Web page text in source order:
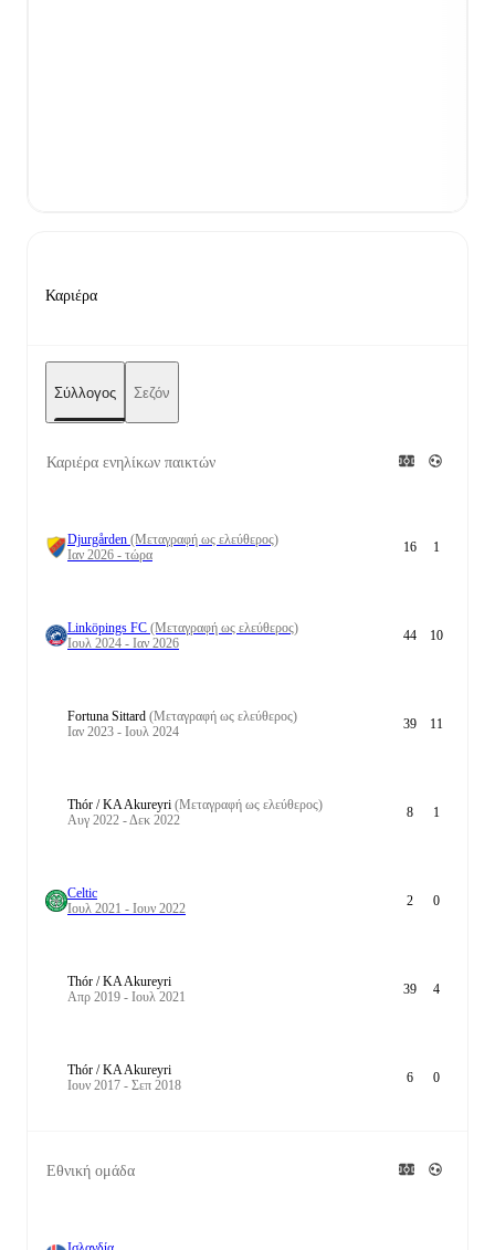
Καριέρα
Σύλλογος Σεζόν
Καριέρα ενηλίκων παικτών
Djurgården (Μεταγραφή ως ελεύθερος)
Ιαν 2026 - τώρα
16 1
Linköpings FC (Μεταγραφή ως ελεύθερος)
Ιουλ 2024 - Ιαν 2026
44 10
Fortuna Sittard (Μεταγραφή ως ελεύθερος)
Ιαν 2023 - Ιουλ 2024
39 11
Thór / KA Akureyri (Μεταγραφή ως ελεύθερος)
Αυγ 2022 - Δεκ 2022
8 1
Celtic
Ιουλ 2021 - Ιουν 2022
2 0
Thór / KA Akureyri
Απρ 2019 - Ιουλ 2021
39 4
Thór / KA Akureyri
Ιουν 2017 - Σεπ 2018
6 0
Εθνική ομάδα